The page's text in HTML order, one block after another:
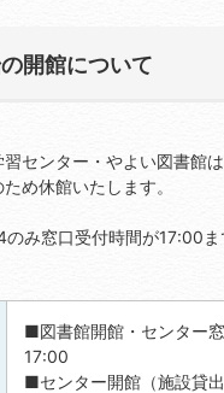
開館について
センター・やよい図書館
め休館いたします。
のみ窓口受付時間が17:00
■図書館開館・センター
17:00
■センター開館（施設貸